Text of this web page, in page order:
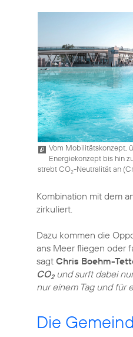
Vom Mobilitätskonzept,
Energiekonzept bis hin
strebt CO2-Neutralität an (
Kombination mit dem
zirkuliert.
Dazu kommen die
ans Meer fliegen oder
sagt Chris Boehm-
CO2und surft dabei
nur einem Tag und für
Die